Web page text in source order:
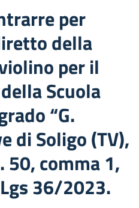
per
della
per il
Scuola
“G.
di Soligo (TV),
50, comma 1,
36/2023.